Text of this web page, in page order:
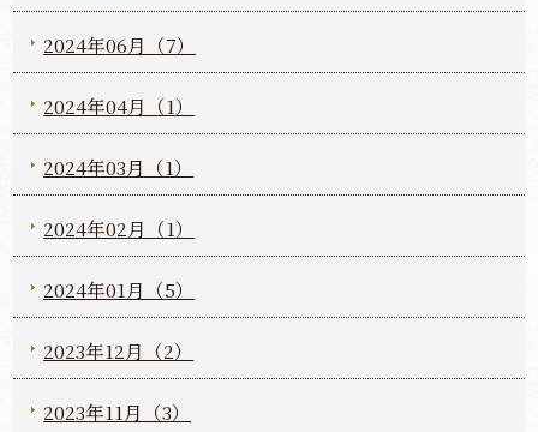
2024年06月（7）
2024年04月（1）
2024年03月（1）
2024年02月（1）
2024年01月（5）
2023年12月（2）
2023年11月（3）